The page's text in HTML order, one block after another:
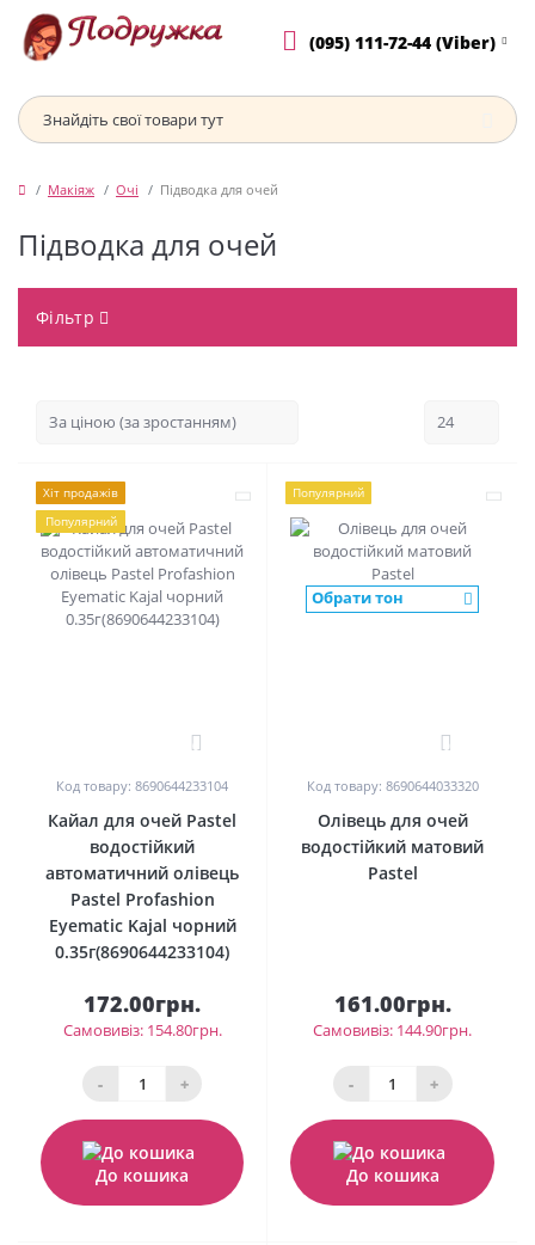
(095) 111-72-44 (Viber)
Макіяж Очі Підводка для очей
Підводка для очей
Фільтр
Хіт продажів
Популярний
0
Код товару: 8690644233104
Кайал для очей Pastel
водостійкий
автоматичний олівець
Pastel Profashion
Eyematic Kajal чорний
0.35г(8690644233104)
172.00грн.
Самовивіз: 154.80грн.
- +
До кошика
Популярний
Обрати тон
0
Код товару: 8690644033320
Олівець для очей
водостійкий матовий
Pastel
161.00грн.
Самовивіз: 144.90грн.
- +
До кошика